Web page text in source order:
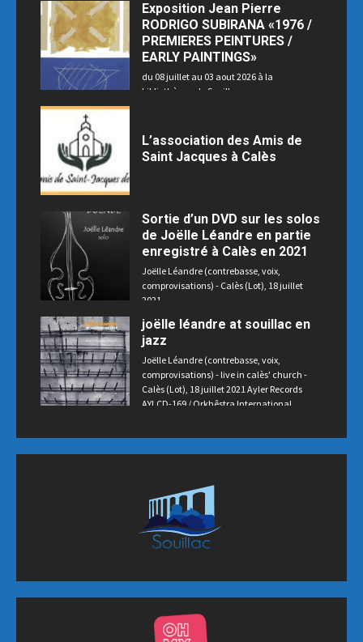
Exposition Jean Pierre
RODRIGO SUBIRANA «1976 /
PREMIERES PEINTURES /
EARLY PAINTINGS»
du 08 juillet au 03 aout 2026 à la
bibliothèque de Souillac
L’association des Amis de
Saint Jacques à Calès
Sortie d’un DVD sur les solos
de Joëlle Léandre en partie
enregistré à Calès en 2021
Joëlle Léandre (contrebasse, voix,
comprovisations) - Calès (Lot), 18 juillet
2021
joëlle léandre at souillac en
jazz
Joëlle Léandre (contrebasse, voix,
comprovisations) - live in calès' church -
Calès (Lot), 18 juillet 2021 Ayler Records
AYLCD-169 / Orkhêstra International